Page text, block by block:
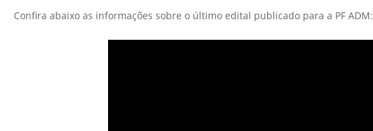
Confira abaixo as informações sobre o último edital publicado para a PF ADM: